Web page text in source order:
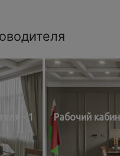
- 1 Рабочий